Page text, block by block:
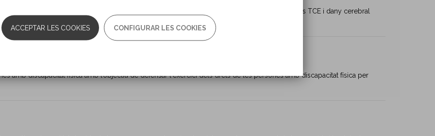
dels afectats i dels familiars, aconseguir una infraestructura adequada per al tractament dels TCE i dany cerebral
amb discapacitat física amb l’objectiu de defensar l'exercici dels drets de les persones amb discapacitat física per
ACCEPTAR LES COOKIES CONFIGURAR LES COOKIES